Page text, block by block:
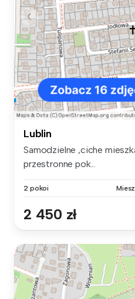
Lublin
Samodzielne ,ciche
przestronne pok...
2 pokoi
2 450 zł